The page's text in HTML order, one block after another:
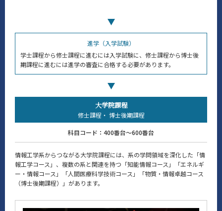
進学（入学試験）
学士課程から修士課程に進むには入学試験に、修士課程から博士後
期課程に進むには進学の審査に合格する必要があります。
大学院課程
修士課程・ 博士後期課程
科目コード：400番台～600番台
情報工学系からつながる大学院課程には、系の学問領域を深化した「情
報工学コース」、複数の系と関連を持つ「知能情報コース」「エネルギ
ー・情報コース」「人間医療科学技術コース」「物質・情報卓越コース
（博士後期課程）」があります。